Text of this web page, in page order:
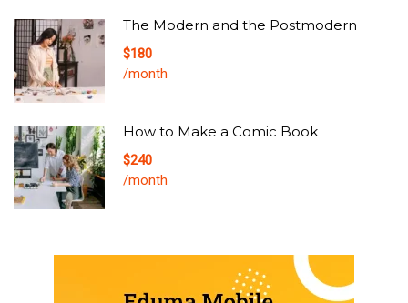
The Modern and the Postmodern
$180
/month
How to Make a Comic Book
$240
/month